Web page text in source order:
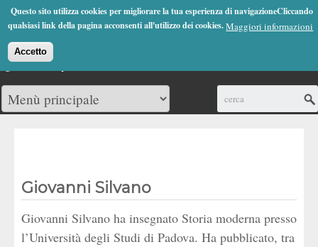
Questo sito utilizza cookies per migliorare la tua esperienza di navigazioneCliccando
qualsiasi link della pagina acconsenti all'utilizzo dei cookies.Maggiori informazioni
Accetto
Jump to Navigation
(0)
Giovanni Silvano
Giovanni Silvano ha insegnato Storia moderna presso
l’Università degli Studi di Padova. Ha pubblicato, tra